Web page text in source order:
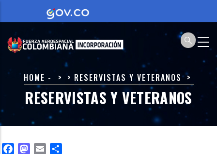
to
main
content
BREADCRUMB
HOME - RESERVISTAS Y VETERANOS
RESERVISTAS Y VETERANOS
FacebookMastodon
Email